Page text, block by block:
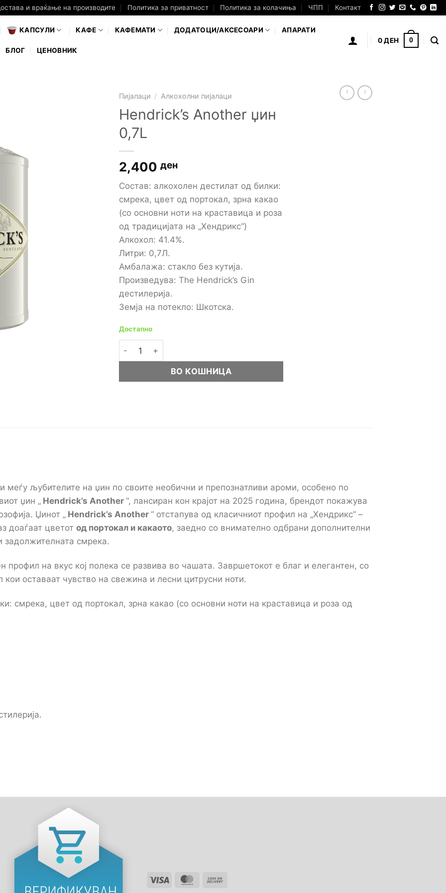
и враќање на производите Политика за приватност Политика за колачиња ЧПП Контакт
КАПСУЛИ КАФЕ КАФЕМАТИ ДОДАТОЦИ/АКСЕСОАРИ АПАРАТИ
БЛОГ ЦЕНОВНИК
0ДЕН 0
Пијалаци / Алкохолни пијалаци
Hendrick’s Another џин
0,7L
2,400 ден
Состав: aлкохолен дестилат од билки:
смрека, цвет од портокал, зрна какао
(со основни ноти на краставица и роза
од традицијата на „Хендрикс“)
Алкохол: 41.4%.
Литри: 0,7Л.
Амбалажа: стакло без кутија.
Произведува: The Hendrick’s Gin
дестилерија.
Земја на потекло: Шкотска.
Достапно
Hendrick’s Another џин 0,7L количина
ВО КОШНИЦА
меѓу љубителите на џин по своите необични и препознатливи ароми, особено по
џин „ Hendrick’s Another “, лансиран кон крајот на 2025 година, брендот покажува
Џинот „ Hendrick’s Another “ отстапува од класичниот профил на „Хендрикс“ –
доаѓаат цветот од портокал и какаото, заедно со внимателно одбрани дополнителни
задолжителната смрека.
профил на вкус кој полека се развива во чашата. Завршетокот е благ и елегантен, со
кои оставаат чувство на свежина и лесни цитрусни ноти.
смрека, цвет од портокал, зрна какао (со основни ноти на краставица и роза од